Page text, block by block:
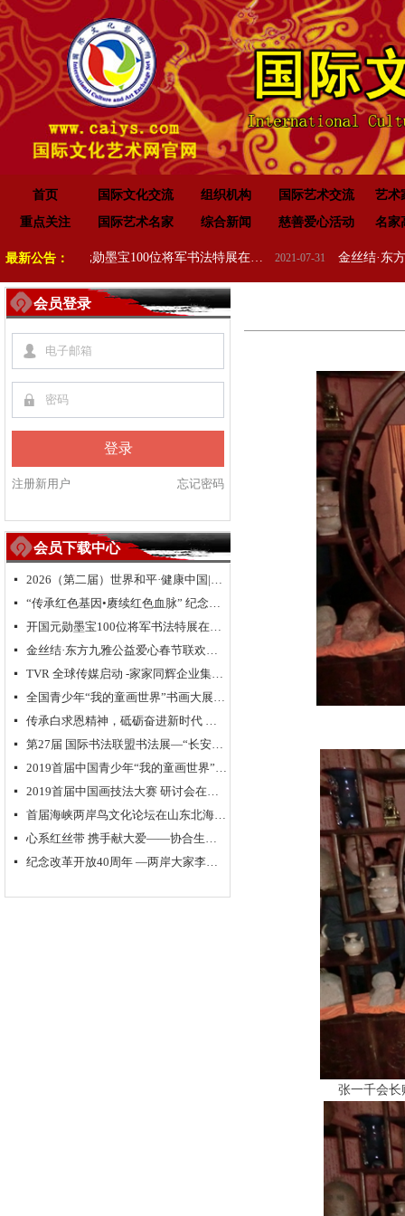
首页 国际文化交流 组织机构 国际艺术交流
艺术
重点关注
国际艺术名家 综合新闻 慈善爱心活动 名家
最新公告： 2021-07-31
开国元勋墨宝100位将军书法特展在高唐举办
张一千会长
会员登录
넙
끕
登录
忘记密码
注册新用户
会员下载中心
넷 2026（第二届）世界和平·健康中国|全球华人福运五洲·世界和平祈愿盛典暨全球华侨华人送“福”活动
넷 “传承红色基因•赓续红色血脉” 纪念中国人民抗日战争暨世界反法西斯战争胜利 80 周年
넷 开国元勋墨宝100位将军书法特展在高唐举办
넷 金丝结·东方九雅公益爱心春节联欢晚会隆重举行
넷 TVR 全球传媒启动 -家家同辉企业集团成立 新闻发布会在浙江.乌镇隆重举行
넷 全国青少年“我的童画世界”书画大展大型公益活动北京总决赛颁奖典礼
넷 传承白求恩精神，砥砺奋进新时代 纪念白求恩80周年研讨会
넷 第27届 国际书法联盟书法展—“长安国际书法邀请展”在西安大明宫国家遗址公园丹凤门博物馆启幕
넷 2019首届中国青少年“我的童画世界”书画大展启动仪式在长城脚下拉开帷幕
넷 2019首届中国画技法大赛 研讨会在京举行
넷 首届海峡两岸鸟文化论坛在山东北海举行
넷 心系红丝带 携手献大爱——协合生物集团超级抗原免疫治疗助力“艾滋病防控”
넷 纪念改革开放40周年 —两岸大家李奇茂、单应桂书画作品交流展隆重开幕